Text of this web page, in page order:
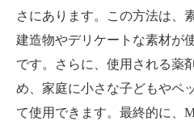
さにあります。この方法は、
建造物やデリケートな素材が
です。さらに、使用される薬
め、家庭に小さな子どもやペ
て使用できます。最終的に、